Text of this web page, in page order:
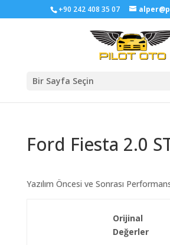
+90 242 408 35 07
Bir Sayfa Seçin
Ford Fiesta 2.0
Yazılım Öncesi ve Sonrası
Orijinal
Değerler